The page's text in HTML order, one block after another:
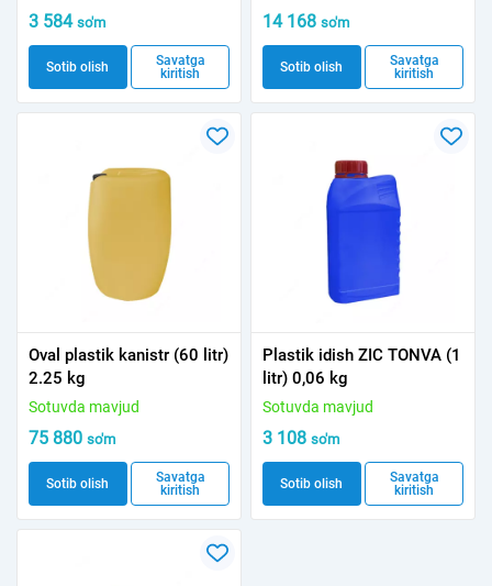
3 584 so'm
Sotib olish
Savatga
kiritish
14 168 so'm
Sotib olish
Savatga
kiritish
Oval plastik kanistr (60 litr)
2.25 kg
Sotuvda mavjud
75 880 so'm
Sotib olish
Savatga
kiritish
Plastik idish ZIC TONVA (1
litr) 0,06 kg
Sotuvda mavjud
3 108 so'm
Sotib olish
Savatga
kiritish